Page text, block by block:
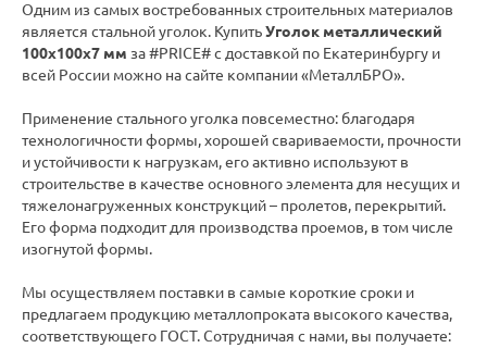
Одним из самых востребованных строительных материалов
является стальной уголок. КупитьУголок металлический
100х100х7 мм за #PRICE# с доставкой по Екатеринбургу и
всей России можно на сайте компании «МеталлБРО».
Применение стального уголка повсеместно: благодаря
технологичности формы, хорошей свариваемости, прочности
и устойчивости к нагрузкам, его активно используют в
строительстве в качестве основного элемента для несущих и
тяжелонагруженных конструкций – пролетов, перекрытий.
Его форма подходит для производства проемов, в том числе
изогнутой формы.
Мы осуществляем поставки в самые короткие сроки и
предлагаем продукцию металлопроката высокого качества,
соответствующего ГОСТ. Сотрудничая с нами, вы получаете: